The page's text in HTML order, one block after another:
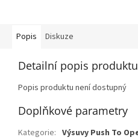
Popis Diskuze
Detailní popis produktu
Popis produktu není dostupný
Doplňkové parametry
Kategorie: Výsuvy Push To